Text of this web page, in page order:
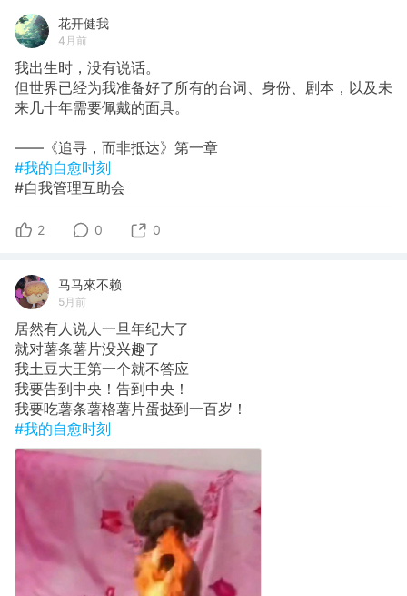
花开健我
4月前
我出生时，没有说话。
但世界已经为我准备好了所有的台词、身份、剧本，以及未
来几十年需要佩戴的面具。
——《追寻，而非抵达》第一章
#我的自愈时刻
#自我管理互助会
2 0 0
马马來不赖
5月前
居然有人说人一旦年纪大了
就对薯条薯片没兴趣了
我土豆大王第一个就不答应
我要告到中央！告到中央！
我要吃薯条薯格薯片蛋挞到一百岁！
#我的自愈时刻